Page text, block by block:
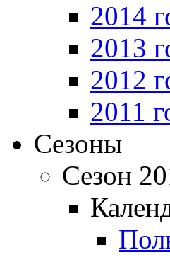
2014
2013
2012
2011
Сезоны
Сезон